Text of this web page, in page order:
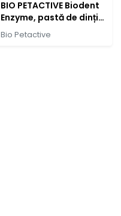
BIO PETACTIVE Biodent
Enzyme, pastă de dinți
câini, tub, 100ml
Bio Petactive